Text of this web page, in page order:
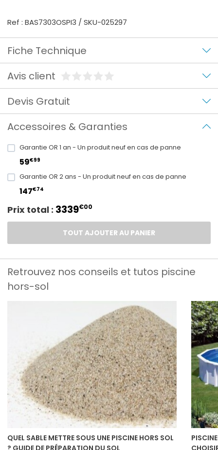
Ref : BAS7303OSPI3 / SKU-025297
Fiche Technique
Avis client
Devis Gratuit
Accessoires & Garanties
Garantie OR 1 an - Un produit neuf en cas de panne
59€99
Garantie OR 2 ans - Un produit neuf en cas de panne
147€74
Prix total : 3339€00
TOUT AJOUTER AU PANIER
Retrouvez nos conseils et tutos piscine
hors-sol
QUEL SABLE METTRE SOUS UNE PISCINE HORS SOL